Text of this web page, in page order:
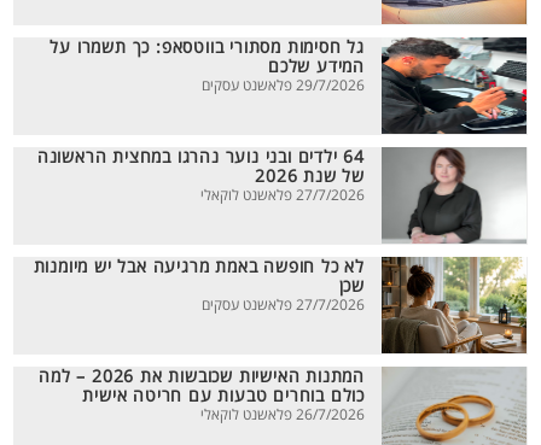
גל חסימות מסתורי בווטסאפ: כך תשמרו על
המידע שלכם
29/7/2026 פלאשנט עסקים
64 ילדים ובני נוער נהרגו במחצית הראשונה
של שנת 2026
27/7/2026 פלאשנט לוקאלי
לא כל חופשה באמת מרגיעה אבל יש מיומנות
שכן
27/7/2026 פלאשנט עסקים
המתנות האישיות שכובשות את 2026 – למה
כולם בוחרים טבעות עם חריטה אישית
26/7/2026 פלאשנט לוקאלי